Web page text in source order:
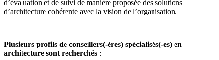
d’évaluation et de suivi de manière proposée des solutions
d’architecture cohérente avec la vision de l’organisation.
Plusieurs profils de conseillers(-ères) spécialisés(-es) en
architecture sont recherchés :